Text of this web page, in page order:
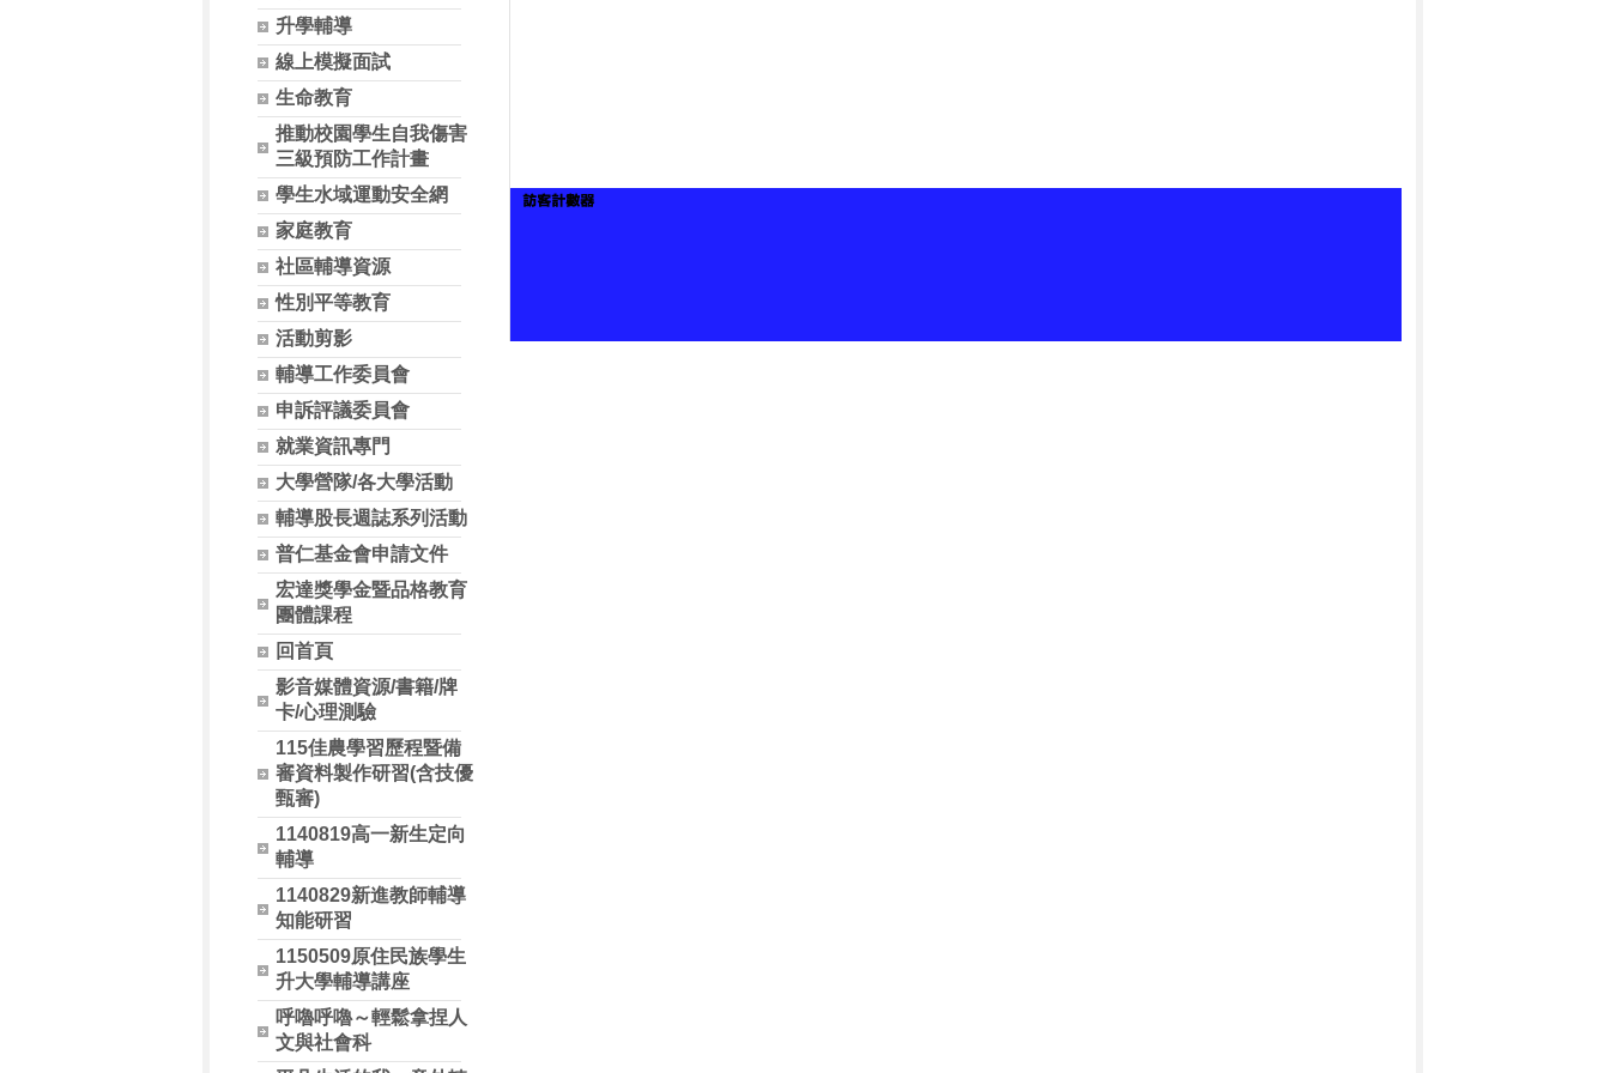
升學輔導
線上模擬面試
生命教育
推動校園學生自我傷害
三級預防工作計畫
學生水域運動安全網
家庭教育
社區輔導資源
性別平等教育
活動剪影
輔導工作委員會
申訴評議委員會
就業資訊專門
大學營隊/各大學活動
輔導股長週誌系列活動
普仁基金會申請文件
宏達獎學金暨品格教育
團體課程
回首頁
影音媒體資源/書籍/牌
卡/心理測驗
115佳農學習歷程暨備
審資料製作研習(含技優
甄審)
1140819高一新生定向
輔導
1140829新進教師輔導
知能研習
1150509原住民族學生
升大學輔導講座
呼嚕呼嚕～輕鬆拿捏人
文與社會科